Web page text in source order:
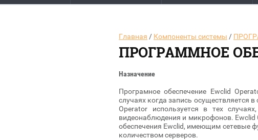
Главная / Компоненты системы /
ПРОГРАММНОЕ
Назначение
Програмное обеспечение Ewclid
случаях когда запись осуществляется
Operator используется в тех
видеонаблюдения и микрофонов.
обеспечения Ewclid, имеющим сетевые
количеством серверов.